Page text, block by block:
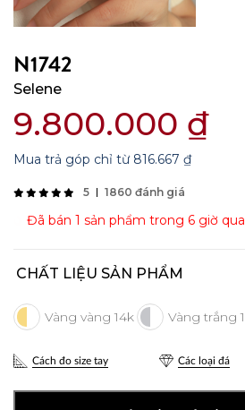
N1742
Selene
9.800.000 ₫
Mua trả góp chỉ từ 816.667 ₫
5 1860 đánh giá
Đã bán 1 sản phẩm trong 6 giờ qua
CHẤT LIỆU SẢN PHẨM
Cách đo size tay Các loại đá